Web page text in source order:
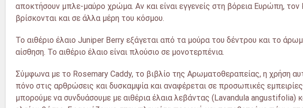
αποκτήσουν μπλε-μαύρο χρώμα. Αν και είναι εγγενείς στη βόρεια Ευρώπη, τον
βρίσκονται και σε άλλα μέρη του κόσμου.
Το αιθέριο έλαιο Juniper Berry εξάγεται από τα μούρα του δέντρου και το
αίσθηση. Το αιθέριο έλαιο είναι πλούσιο σε μονοτερπένια.
Σύμφωνα με το Rosemary Caddy, το βιβλίο της Αρωματοθεραπείας, η χρήση
πόνο στις αρθρώσεις και δυσκαμψία και αναφέρεται σε προσωπικές
μπορούμε να συνδυάσουμε με αιθέρια έλαια λεβάντας (Lavandula angustifolia)